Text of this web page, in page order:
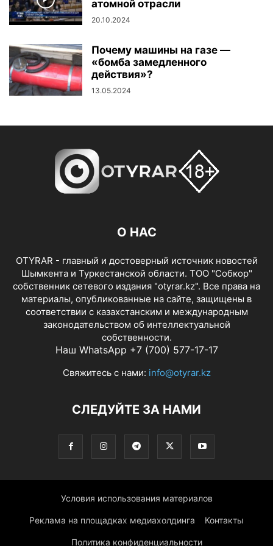
атомной отрасли
20.10.2024
Почему машины на газе —
«бомба замедленного
действия»?
13.05.2024
О НАС
OTYRAR - главный и достоверный источник новостей
Шымкента и Туркестанской области. ТОО "Собкор"
собственник сетевого издания "otyrar.kz". Все права на
материалы, опубликованные на сайте, защищены в
соответствии с казахстанским и международным
законодательством об интеллектуальной
собственности.
Наш WhatsApp +7 (700) 577-17-17
Свяжитесь с нами: info@otyrar.kz
СЛЕДУЙТЕ ЗА НАМИ
Условия использования материалов
Реклама на площадках медиахолдинга Контакты
Политика конфиденциальности